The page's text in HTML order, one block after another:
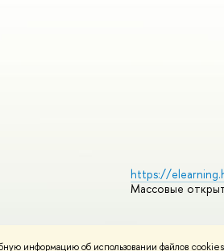
информацию об использовании файлов
https://
Массовые